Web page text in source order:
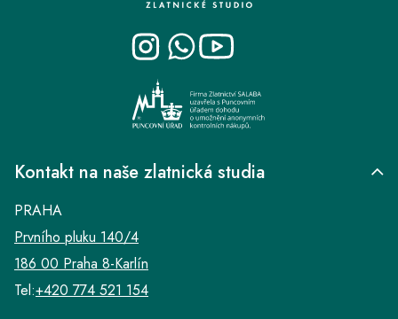
Kontakt na naše zlatnická studia
PRAHA
Prvního pluku 140/4
186 00 Praha 8-Karlín
Tel:+420 774 521 154